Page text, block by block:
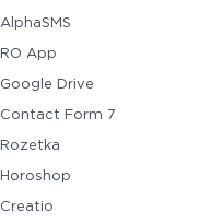
AlphaSMS
RO App
Google Drive
Contact Form 7
Rozetka
Horoshop
Creatio